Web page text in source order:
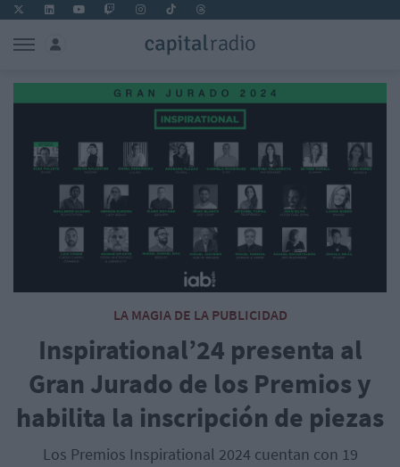
LA MAGIA DE LA PUBLICIDAD
Inspirational’24 presenta al
Gran Jurado de los Premios y
habilita la inscripción de piezas
Los Premios Inspirational 2024 cuentan con 19